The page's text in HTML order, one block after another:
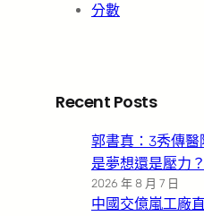
分數
Recent Posts
郭書真：3秀傳醫
是夢想還是壓力？
2026 年 8 月 7 日
中國交億嵐工廠